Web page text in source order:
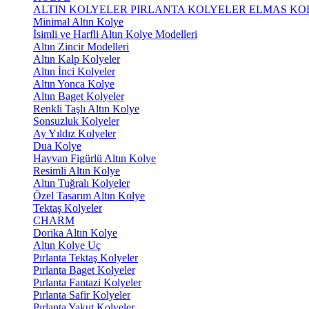
ALTIN KOLYELER PIRLANTA KOLYELER ELMAS
Minimal Altın Kolye
İsimli ve Harfli Altın Kolye Modelleri
Altın Zincir Modelleri
Altın Kalp Kolyeler
Altın İnci Kolyeler
Altın Yonca Kolye
Altın Baget Kolyeler
Renkli Taşlı Altın Kolye
Sonsuzluk Kolyeler
Ay Yıldız Kolyeler
Dua Kolye
Hayvan Figürlü Altın Kolye
Resimli Altın Kolye
Altın Tuğralı Kolyeler
Özel Tasarım Altın Kolye
Tektaş Kolyeler
CHARM
Dorika Altın Kolye
Altın Kolye Uç
Pırlanta Tektaş Kolyeler
Pırlanta Baget Kolyeler
Pırlanta Fantazi Kolyeler
Pırlanta Safir Kolyeler